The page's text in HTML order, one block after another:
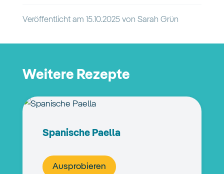
Veröffentlicht am 15.10.2025von Sarah Grün
Weitere Rezepte
Spanische Paella
Ausprobieren